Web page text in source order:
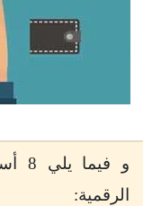
و
الرقمية: